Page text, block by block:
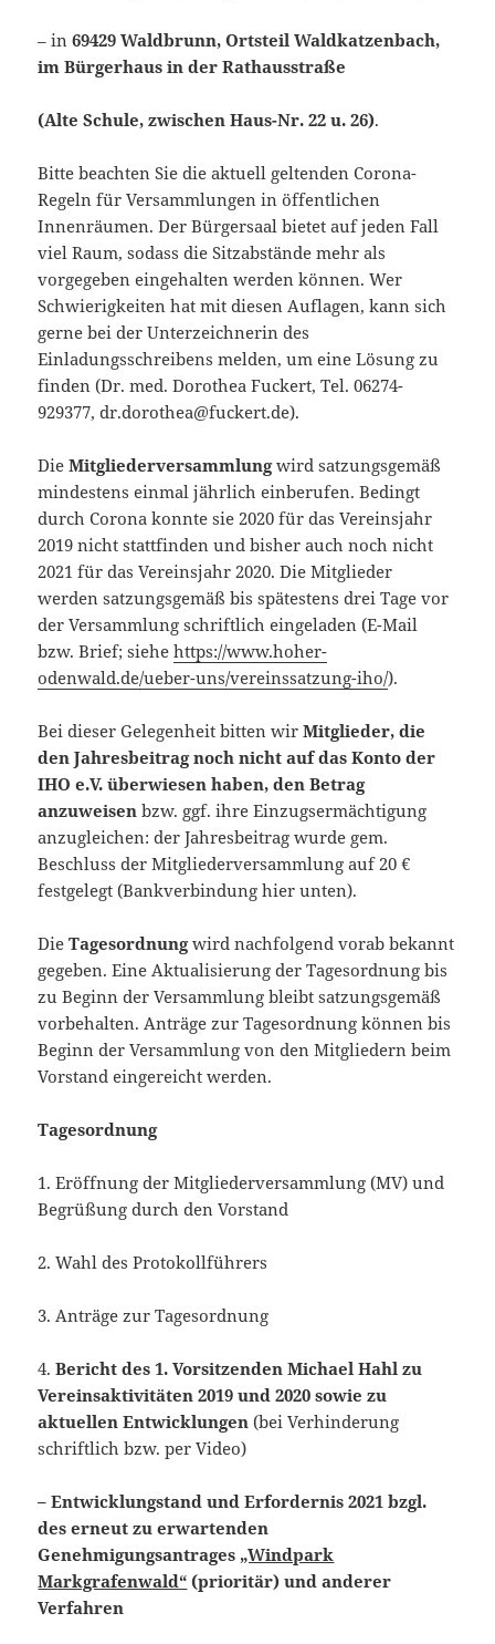
– in 69429 Waldbrunn, Ortsteil Waldkatzenbach,
im Bürgerhaus in der Rathausstraße
(Alte Schule, zwischen Haus-Nr. 22 u. 26).
Bitte beachten Sie die aktuell geltenden Corona-
Regeln für Versammlungen in öffentlichen
Innenräumen. Der Bürgersaal bietet auf jeden Fall
viel Raum, sodass die Sitzabstände mehr als
vorgegeben eingehalten werden können. Wer
Schwierigkeiten hat mit diesen Auflagen, kann sich
gerne bei der Unterzeichnerin des
Einladungsschreibens melden, um eine Lösung zu
finden (Dr. med. Dorothea Fuckert, Tel. 06274-
929377, dr.dorothea@fuckert.de).
DieMitgliederversammlungwird satzungsgemäß
mindestens einmal jährlich einberufen. Bedingt
durch Corona konnte sie 2020 für das Vereinsjahr
2019 nicht stattfinden und bisher auch noch nicht
2021 für das Vereinsjahr 2020. Die Mitglieder
werden satzungsgemäß bis spätestens drei Tage vor
der Versammlung schriftlich eingeladen (E-Mail
bzw. Brief; siehehttps://www.hoher-
odenwald.de/ueber-uns/vereinssatzung-iho/).
Bei dieser Gelegenheit bitten wirMitglieder, die
den Jahresbeitrag noch nicht auf das Konto der
IHO e.V. überwiesen haben, den Betrag
anzuweisenbzw. ggf. ihre Einzugsermächtigung
anzugleichen: der Jahresbeitrag wurde gem.
Beschluss der Mitgliederversammlung auf 20 €
festgelegt (Bankverbindung hier unten).
DieTagesordnungwird nachfolgend vorab bekannt
gegeben. Eine Aktualisierung der Tagesordnung bis
zu Beginn der Versammlung bleibt satzungsgemäß
vorbehalten. Anträge zur Tagesordnung können bis
Beginn der Versammlung von den Mitgliedern beim
Vorstand eingereicht werden.
Tagesordnung
1. Eröffnung der Mitgliederversammlung (MV) und
Begrüßung durch den Vorstand
2. Wahl des Protokollführers
3. Anträge zur Tagesordnung
4. Bericht des 1. Vorsitzenden Michael Hahl zu
Vereinsaktivitäten 2019 und 2020 sowie zu
aktuellen Entwicklungen(bei Verhinderung
schriftlich bzw. per Video)
– Entwicklungstand und Erfordernis 2021 bzgl.
des erneut zu erwartenden
Genehmigungsantrages „Windpark
Markgrafenwald“ (prioritär) und anderer
Verfahren